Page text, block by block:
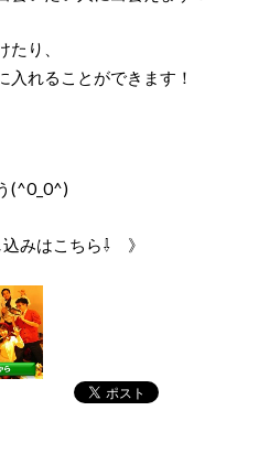
たり、
れることができます！
(^0_0^)
みはこちら⇩ 》